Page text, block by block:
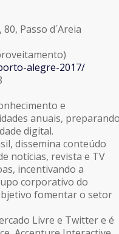
Passo d´Areia
alegre-2017/
e
anuais,
digital.
dissemina conteúdo
notícias, revista e TV
incentivando a
corporativo do
fomentar o setor
Livre e Twitter e é